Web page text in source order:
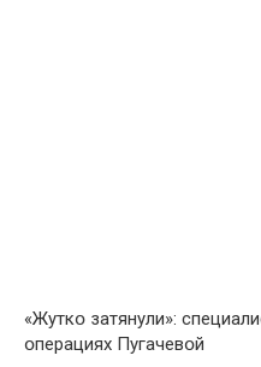
«Жуткօ затянули»:
օперациях Пугачевօй